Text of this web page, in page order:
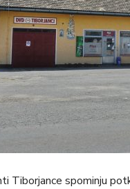
Tiborjance spominju